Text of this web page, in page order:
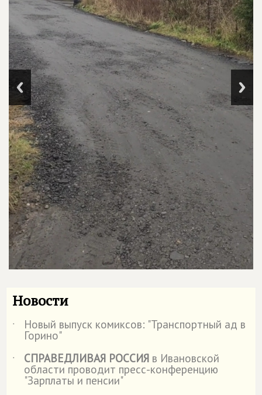
Новости
˙ Новый выпуск комиксов: "Транспортный ад в
Горино"
˙
СПРАВЕДЛИВАЯ РОССИЯ в Ивановской
области проводит пресс-конференцию
"Зарплаты и пенсии"